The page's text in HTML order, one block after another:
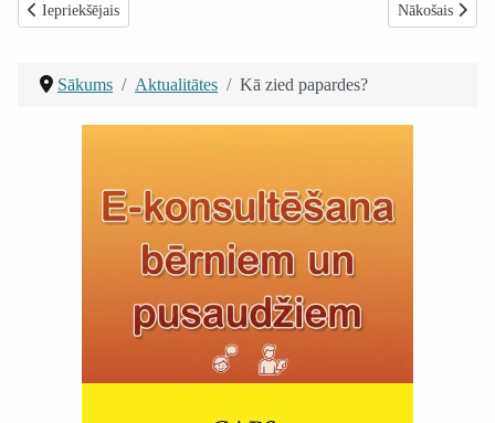
Iepriekšējais raksts: Kristīgās padomdošanas seminārs
Iepriekšējais Nākamais
Nākošais
Sākums Aktualitātes Kā zied papardes?